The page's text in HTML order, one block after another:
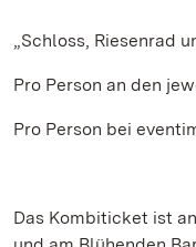
„Schloss, Riesenrad
Pro Person an den
Pro Person bei
Das Kombiticket ist